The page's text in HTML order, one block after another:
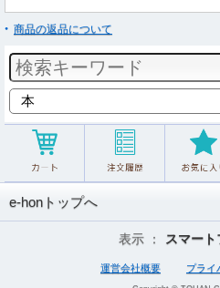
商品の返品について
e-honトップへ
表示 ： スマート
運営会社概要 プライ